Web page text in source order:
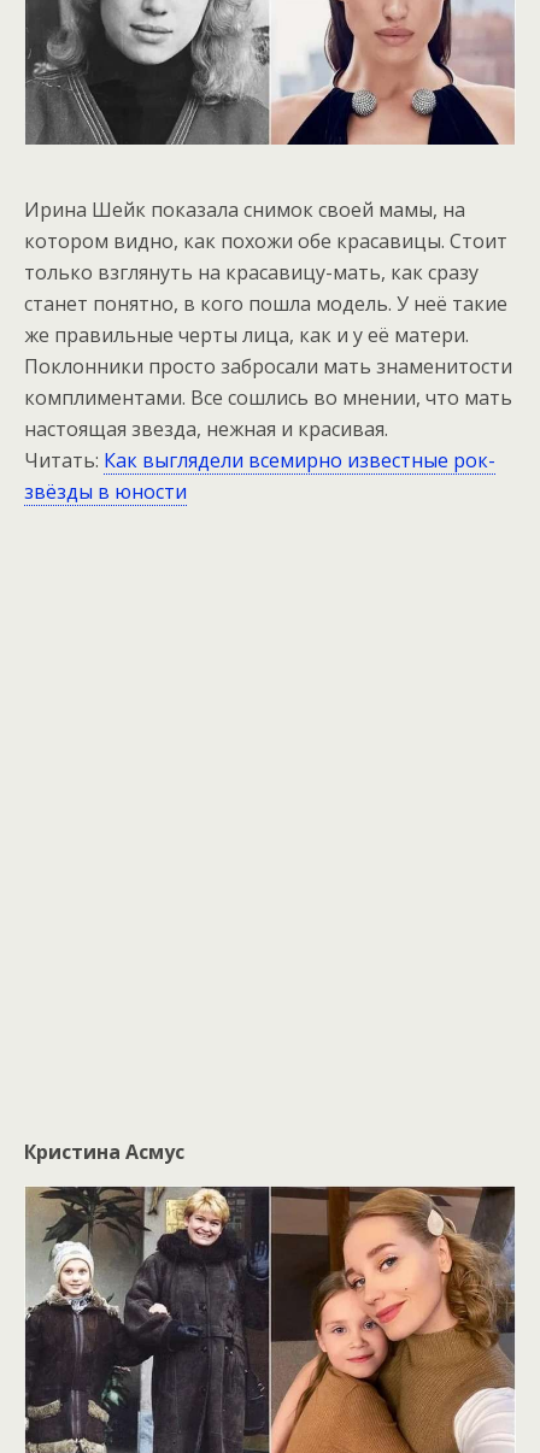
Ирина Шейк показала снимок своей мамы, на
котором видно, как похожи обе красавицы. Стоит
только взглянуть на красавицу-мать, как сразу
станет понятно, в кого пошла модель. У неё такие
же правильные черты лица, как и у её матери.
Поклонники просто забросали мать знаменитости
комплиментами. Все сошлись во мнении, что мать
настоящая звезда, нежная и красивая.
Читать: Как выглядели всемирно известные рок-
звёзды в юности
Кристина Асмус